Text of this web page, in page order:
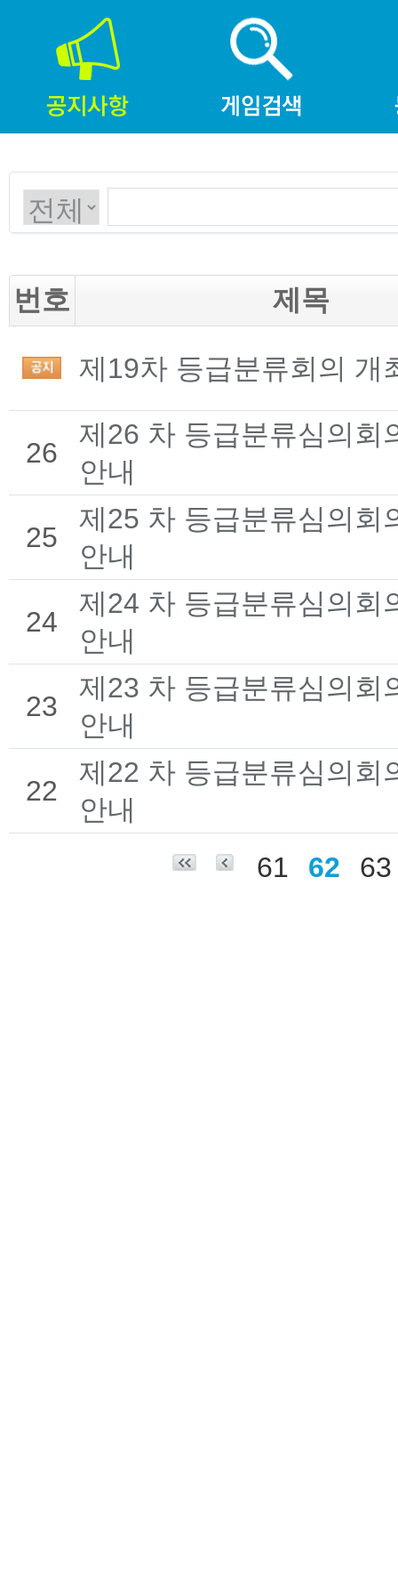
번호 제목
제19차 등급분류회의 개
26
제26 차 등급분류심의회
안내
25
제25 차 등급분류심의회
안내
24
제24 차 등급분류심의회
안내
23
제23 차 등급분류심의회
안내
22
제22 차 등급분류심의회
안내
61
62 63